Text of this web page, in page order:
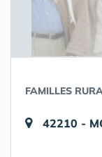
FAMILLES
42210 -